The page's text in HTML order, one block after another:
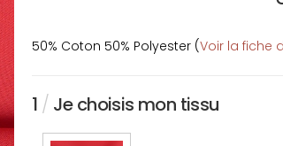
50% Coton 50% Polyester (Voir la fiche
1 / Je choisis mon tissu